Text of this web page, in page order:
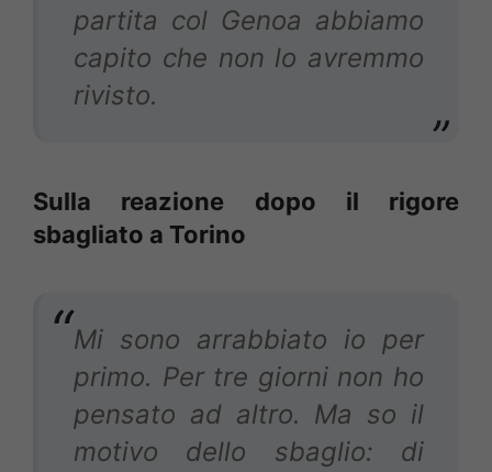
partita col Genoa abbiamo
capito che non lo avremmo
rivisto.
Sulla reazione dopo il rigore
sbagliato a Torino
Mi sono arrabbiato io per
primo. Per tre giorni non ho
pensato ad altro. Ma so il
motivo dello sbaglio: di